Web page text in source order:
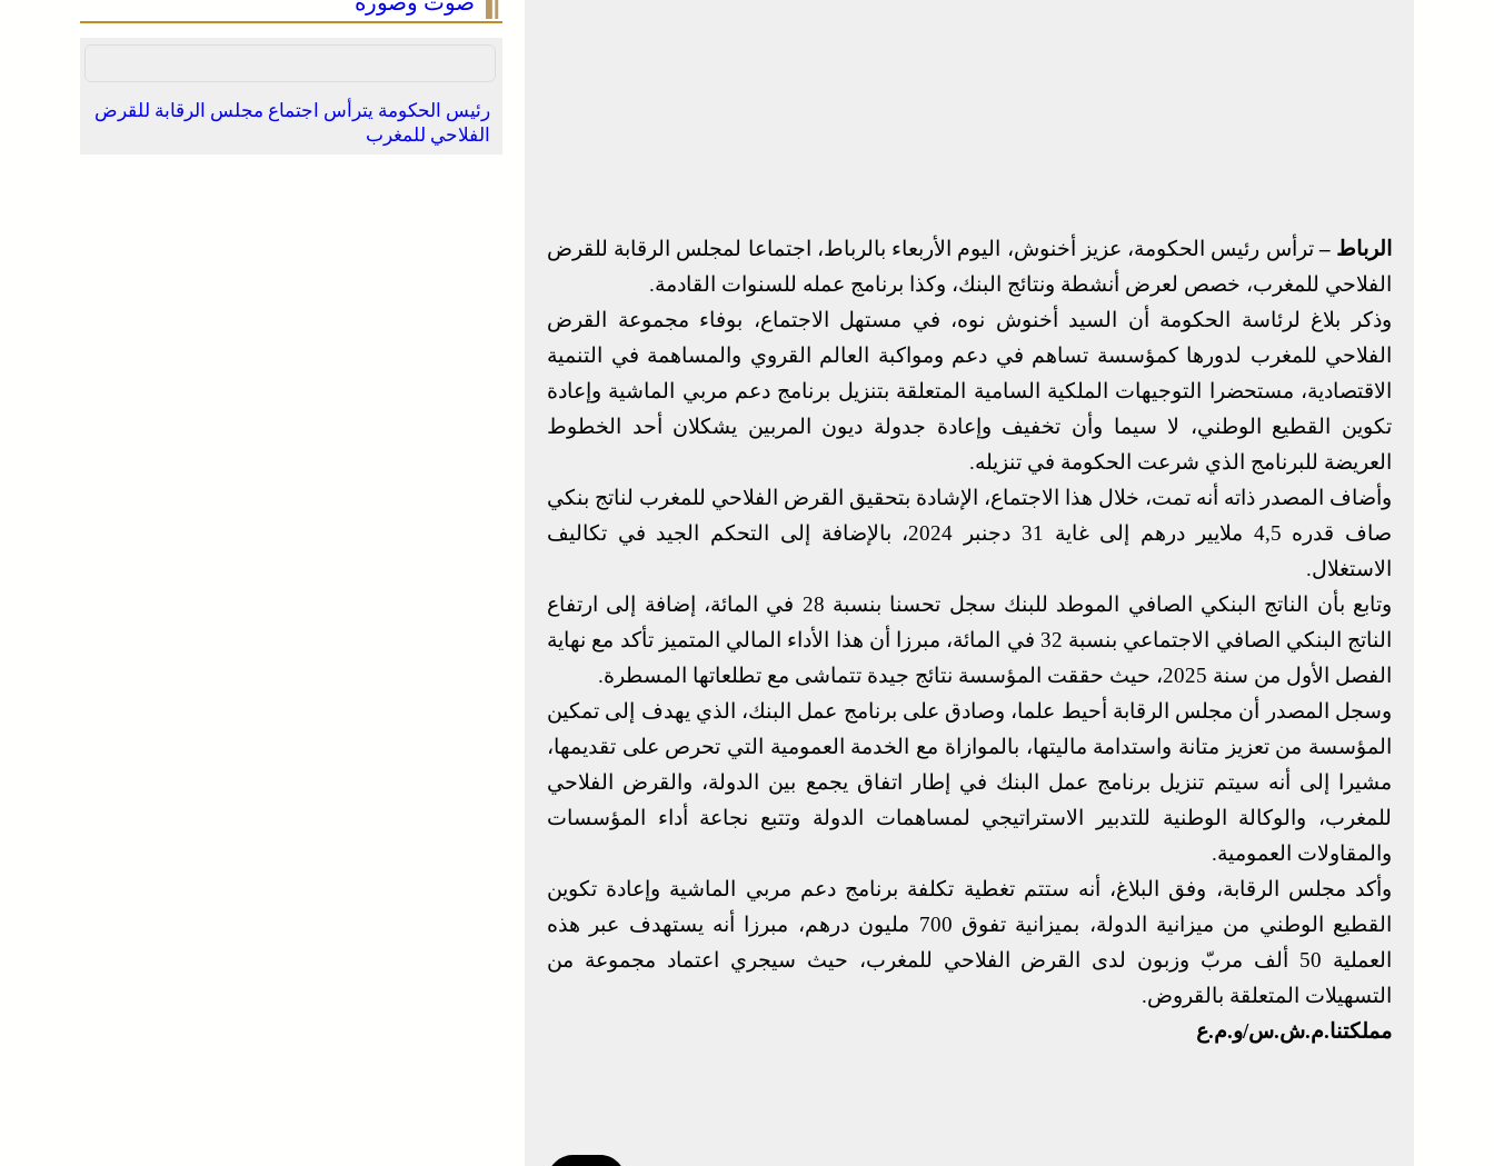
الرباط –ترأس رئيس الحكومة، عزيز أخنوش، اليوم الأربعاء بالرباط، اجتماعا لمجلس الرقابة للقرض
الفلاحي للمغرب، خصص لعرض أنشطة ونتائج البنك، وكذا برنامج عمله للسنوات القادمة.
وذكر بلاغ لرئاسة الحكومة أن السيد أخنوش نوه، في مستهل الاجتماع، بوفاء مجموعة القرض
الفلاحي للمغرب لدورها كمؤسسة تساهم في دعم ومواكبة العالم القروي والمساهمة في التنمية
الاقتصادية، مستحضرا التوجيهات الملكية السامية المتعلقة بتنزيل برنامج دعم مربي الماشية وإعادة
تكوين القطيع الوطني، لا سيما وأن تخفيف وإعادة جدولة ديون المربين يشكلان أحد الخطوط
العريضة للبرنامج الذي شرعت الحكومة في تنزيله.
وأضاف المصدر ذاته أنه تمت، خلال هذا الاجتماع، الإشادة بتحقيق القرض الفلاحي للمغرب لناتج بنكي
صاف قدره 4,5 ملايير درهم إلى غاية 31 دجنبر 2024، بالإضافة إلى التحكم الجيد في تكاليف
الاستغلال.
وتابع بأن الناتج البنكي الصافي الموطد للبنك سجل تحسنا بنسبة 28 في المائة، إضافة إلى ارتفاع
الناتج البنكي الصافي الاجتماعي بنسبة 32 في المائة، مبرزا أن هذا الأداء المالي المتميز تأكد مع نهاية
الفصل الأول من سنة 2025، حيث حققت المؤسسة نتائج جيدة تتماشى مع تطلعاتها المسطرة.
وسجل المصدر أن مجلس الرقابة أحيط علما، وصادق على برنامج عمل البنك، الذي يهدف إلى تمكين
المؤسسة من تعزيز متانة واستدامة ماليتها، بالموازاة مع الخدمة العمومية التي تحرص على تقديمها،
مشيرا إلى أنه سيتم تنزيل برنامج عمل البنك في إطار اتفاق يجمع بين الدولة، والقرض الفلاحي
للمغرب، والوكالة الوطنية للتدبير الاستراتيجي لمساهمات الدولة وتتبع نجاعة أداء المؤسسات
والمقاولات العمومية.
وأكد مجلس الرقابة، وفق البلاغ، أنه ستتم تغطية تكلفة برنامج دعم مربي الماشية وإعادة تكوين
القطيع الوطني من ميزانية الدولة، بميزانية تفوق 700 مليون درهم، مبرزا أنه يستهدف عبر هذه
العملية 50 ألف مربّ وزبون لدى القرض الفلاحي للمغرب، حيث سيجري اعتماد مجموعة من
التسهيلات المتعلقة بالقروض.
مملكتنا.م.ش.س/و.م.ع
رئيس الحكومة يترأس اجتماع مجلس الرقابة للقرض
الفلاحي للمغرب